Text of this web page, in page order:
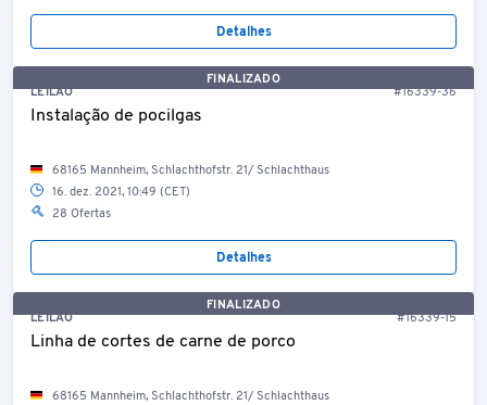
Detalhes
FINALIZADO
LEILÃO
#16339-36
Instalação de pocilgas
68165 Mannheim, Schlachthofstr. 21/ Schlachthaus
16. dez. 2021, 10:49 (CET)
28 Ofertas
Detalhes
FINALIZADO
LEILÃO
#16339-15
Linha de cortes de carne de porco
68165 Mannheim, Schlachthofstr. 21/ Schlachthaus